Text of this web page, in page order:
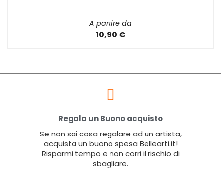
A partire da
10,90 €
Regala un Buono acquisto
Se non sai cosa regalare ad un artista,
acquista un buono spesa Bellearti.it!
Risparmi tempo e non corri il rischio di
sbagliare.